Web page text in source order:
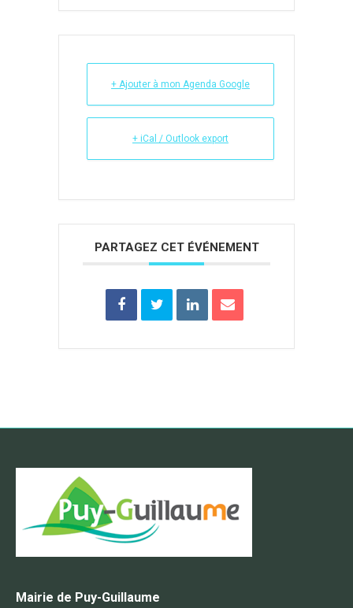
+ Ajouter à mon Agenda Google
+ iCal / Outlook export
PARTAGEZ CET ÉVÉNEMENT
Mairie de Puy-Guillaume